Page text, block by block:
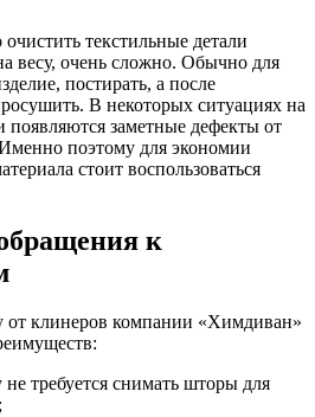
текстильные детали
весу, очень сложно. Обычно для
постирать, а после
В некоторых ситуациях на
появляются заметные дефекты от
поэтому для экономии
стоит воспользоваться
к
от клинеров компании «Химдиван»
требуется снимать шторы для